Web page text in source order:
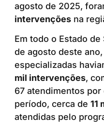
agosto de 2025,
intervenções na
Em todo o Estado
de agosto deste
especializadas
mil intervenções,
67 atendimentos por
período, cerca de 11
atendidas pelo